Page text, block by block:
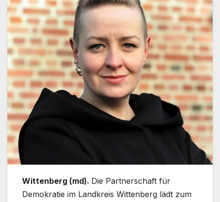
Wittenberg (md). Die Partnerschaft für
Demokratie im Landkreis Wittenberg lädt zum